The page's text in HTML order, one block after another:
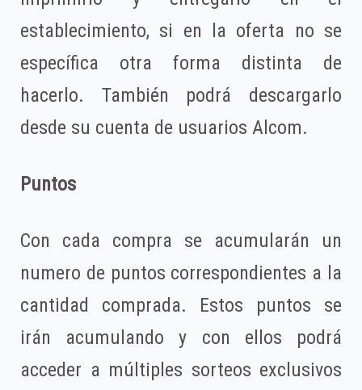
establecimiento, si en la oferta no se
específica otra forma distinta de
hacerlo. También podrá descargarlo
desde su cuenta de usuarios Alcom.
Puntos
Con cada compra se acumularán un
numero de puntos correspondientes a la
cantidad comprada. Estos puntos se
irán acumulando y con ellos podrá
acceder a múltiples sorteos exclusivos